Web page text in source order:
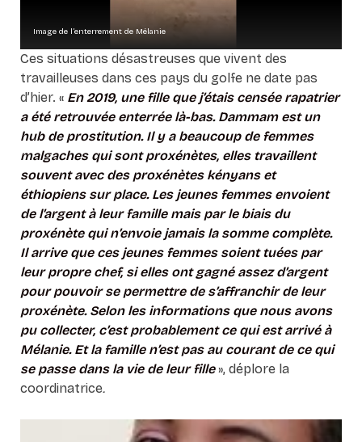
Image de l’enterrement de Mélanie
Ces situations désastreuses que vivent des
travailleuses dans ces pays du golfe ne date pas
d’hier. « En 2019, une fille que j’étais censée rapatrier
a été retrouvée enterrée là-bas. Dammam est un
hub de prostitution. Il y a beaucoup de femmes
malgaches qui sont proxénètes, elles travaillent
souvent avec des proxénètes kényans et
éthiopiens sur place. Les jeunes femmes envoient
de l’argent à leur famille mais par le biais du
proxénète qui n’envoie jamais la somme complète.
Il arrive que ces jeunes femmes soient tuées par
leur propre chef, si elles ont gagné assez d’argent
pour pouvoir se permettre de s’affranchir de leur
proxénète. Selon les informations que nous avons
pu collecter, c’est probablement ce qui est arrivé à
Mélanie. Et la famille n’est pas au courant de ce qui
se passe dans la vie de leur fille », déplore la
coordinatrice.